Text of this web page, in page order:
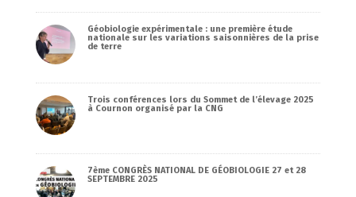
Géobiologie expérimentale : une première étude
nationale sur les variations saisonnières de la prise
de terre
Trois conférences lors du Sommet de l’élevage 2025
à Cournon organisé par la CNG
7ème CONGRÈS NATIONAL DE GÉOBIOLOGIE 27 et 28
SEPTEMBRE 2025